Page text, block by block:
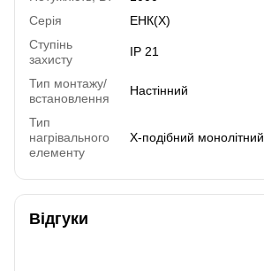
Серія
ЕНК(Х)
Ступінь
захисту
IP 21
Тип монтажу/
встановлення
Настінний
Тип
нагрівального
елементу
Х-подібний монолітний
Відгуки